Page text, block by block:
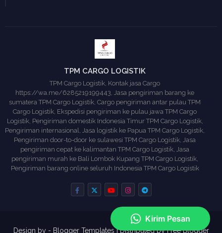
TPM CARGO LOGISTIK
TPM Cargo Logistik, Kontak jasa Cargo
https://wa.me/6285219199443, Jasa pengiriman barang ke
sumatera TPM Cargo Logistik, Cargo pengiriman antar pulau TPM
Cargo Logistik, Ekspedisi pengiriman ke pulau jawa TPM Cargo
Logistik, Pengiriman domestik Indonesia Timur TPM Cargo Logistik,
Pengiriman internasional, Jasa logistik ke Papua TPM Cargo Logistik,
Pengiriman door-to-door ke sulawesi TPM Cargo Logistik, Jasa
pengiriman cepat ke kalimantan TPM Cargo Logistik, Jasa
pengiriman murah ke Bali Lombok Kupang TPM Cargo Logistik,
Pengiriman barang online seluruh Indonesia TPM Cargo Logistik
Design by - Blogger Templates| Distributed byFree Blogger